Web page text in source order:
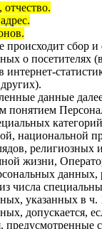
происходит сбор и
о посетителях
данные
понятием
национальной
религиозных
жизни,
данных,
числа
указанных в ч.
допускается,
предусмотренные